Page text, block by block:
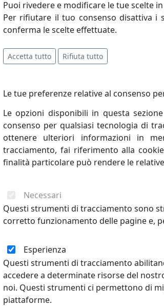
aree abitative, Qualità eccellente
50
€
CON TOP IN VETRO MARMO
CALACATTA
Puoi rivedere e modificare le tue scelte
Per rifiutare il tuo consenso disattiva i
conferma le scelte effettuate.
Accetta tutto Rifiuta tutto
Le tue preferenze relative al consenso
Le opzioni disponibili in questa
consenso per qualsiasi tecnologia di
ottenere ulteriori informazioni in
tracciamento, fai riferimento alla
finalità particolare può rendere le
Necessari
Questi strumenti di tracciamento sono
corretto funzionamento delle pagine e,
Esperienza
Questi strumenti di tracciamento
accedere a determinate risorse del
noi. Questi strumenti ci permettono di
piattaforme.